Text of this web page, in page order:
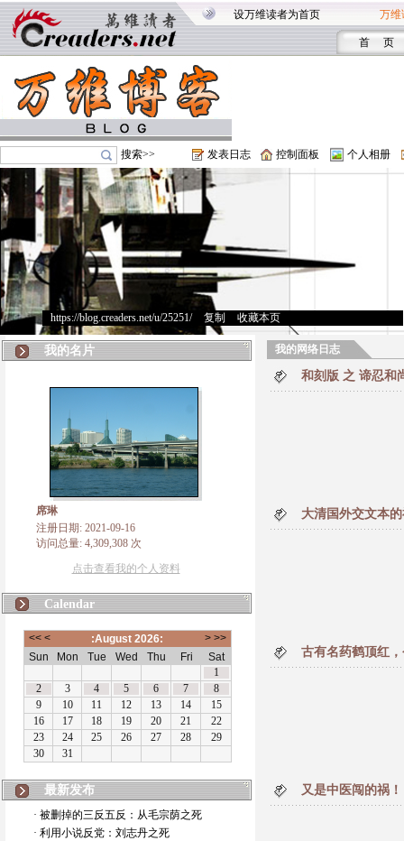
设万维读者为首页 万维
首 页
搜索>> 发表日志 控制面板 个人相册
https://blog.creaders.net/u/25251/> 复制 收藏本页
我的名片
席琳
注册日期: 2021-09-16
访问总量: 4,309,308 次
点击查看我的个人资料
Calendar
最新发布
· 被删掉的三反五反：从毛宗荫之死
· 利用小说反党：刘志丹之死
我的网络日志
和刻版 之 谛忍和
大清国外交文本
古有名药鹤顶红
又是中医闯的祸！